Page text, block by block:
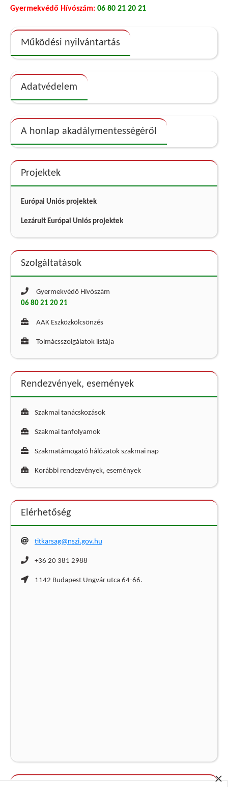
×
Gyermekvédő Hívószám: 06 80 21 20 21
Működési nyilvántartás
Adatvédelem
A honlap akadálymentességéről
Projektek
Európai Uniós projektek
Lezárult Európai Uniós projektek
Szolgáltatások
Gyermekvédő Hívószám
06 80 21 20 21
AAK Eszközkölcsönzés
Tolmácsszolgálatok listája
Rendezvények, események
Szakmai tanácskozások
Szakmai tanfolyamok
Szakmatámogató hálózatok szakmai nap
Korábbi rendezvények, események
Elérhetőség
titkarsag@nszi.gov.hu
+36 20 381 2988
1142 Budapest Ungvár utca 64-66.